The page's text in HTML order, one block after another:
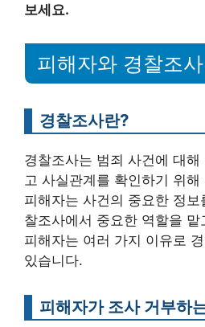
보세요.
피해자와 경찰조사
경찰조사란?
경찰조사는 범죄 사건에 대
고 사실관계를 확인하기 위
피해자는 사건의 중요한 정
찰조사에서 중요한 역할을
피해자는 여러 가지 이유로
있습니다.
피해자가 조사 거부하